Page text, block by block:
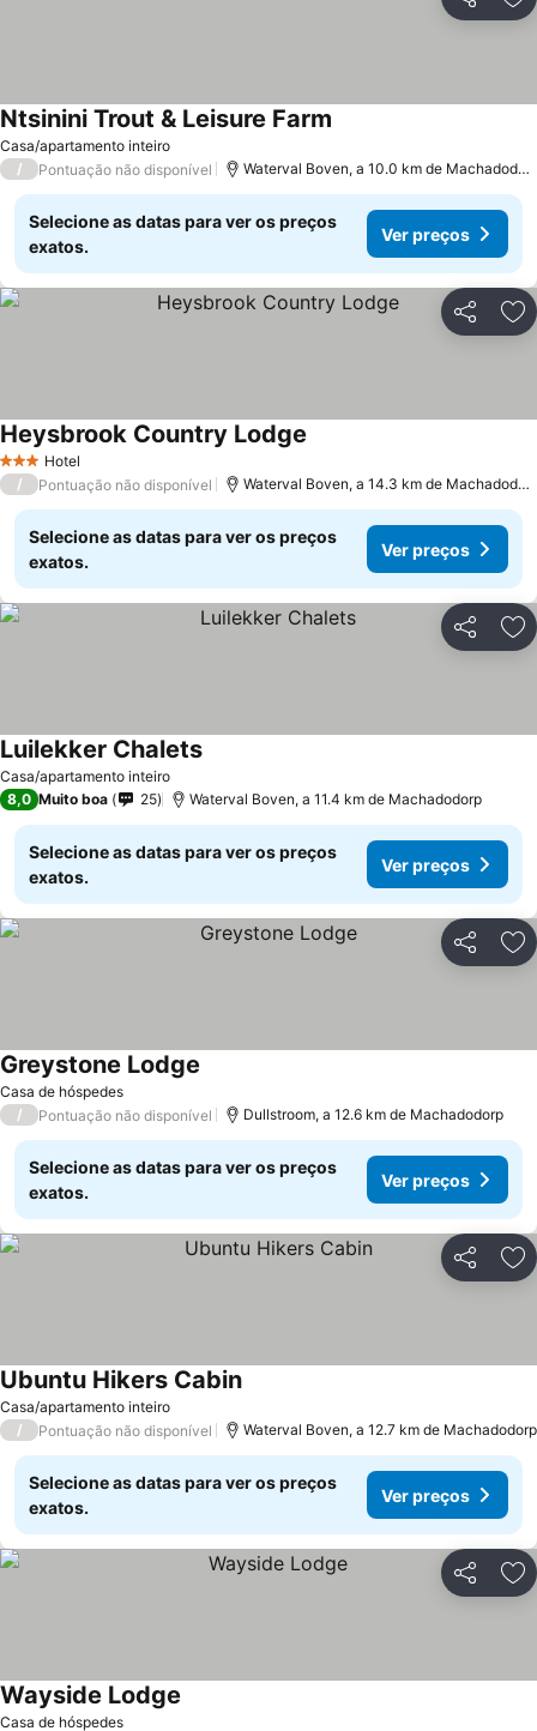
Partilhar
Casa/apartamento inteiro
Ntsinini Trout & Leisure Farm
/ Pontuação não disponível Waterval Boven, a 10.0 km de
Selecione as datas para ver os preços
exatos.
Ver preços
Partilhar
3 EstrelasHotel
Heysbrook Country Lodge
/ Pontuação não disponível Waterval Boven, a 14.3 km de
Selecione as datas para ver os preços
exatos.
Ver preços
Partilhar
Casa/apartamento inteiro
Luilekker ChaletsVer preços
8,0 Muito boa 25 Waterval Boven, a 11.4 km de Machadodorp
Selecione as datas para ver os preços
exatos.
Ver preços
Partilhar
Casa de hóspedes
Greystone Lodge
/ Pontuação não disponível Dullstroom, a 12.6 km de Machadodorp
Selecione as datas para ver os preços
exatos.
Ver preços
Partilhar
Casa/apartamento inteiro
Ubuntu Hikers CabinVer preços
/ Pontuação não disponível Waterval Boven, a 12.7 km de Machadodorp
Selecione as datas para ver os preços
exatos.
Ver preços
Partilhar
Casa de hóspedes
Wayside Lodge